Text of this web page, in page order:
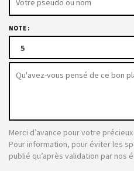
NOTE :
5
Merci d’avance pour votre
Pour information, pour éviter les
publié qu’après validation par nos